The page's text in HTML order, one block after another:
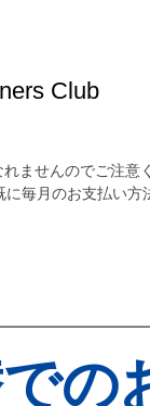
Club
ませんのでご注
毎月のお支払い
の